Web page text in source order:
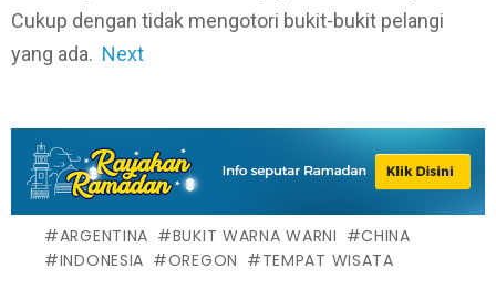
Cukup dengan tidak mengotori bukit-bukit pelangi
yang ada. Next
ARGENTINA BUKIT WARNA WARNI
CHINA
INDONESIA
OREGON TEMPAT WISATA